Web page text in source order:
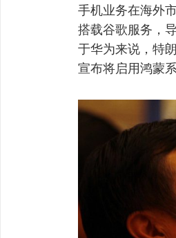
手机业务在海外
搭载谷歌服务，
于华为来说，特
宣布将启用鸿蒙